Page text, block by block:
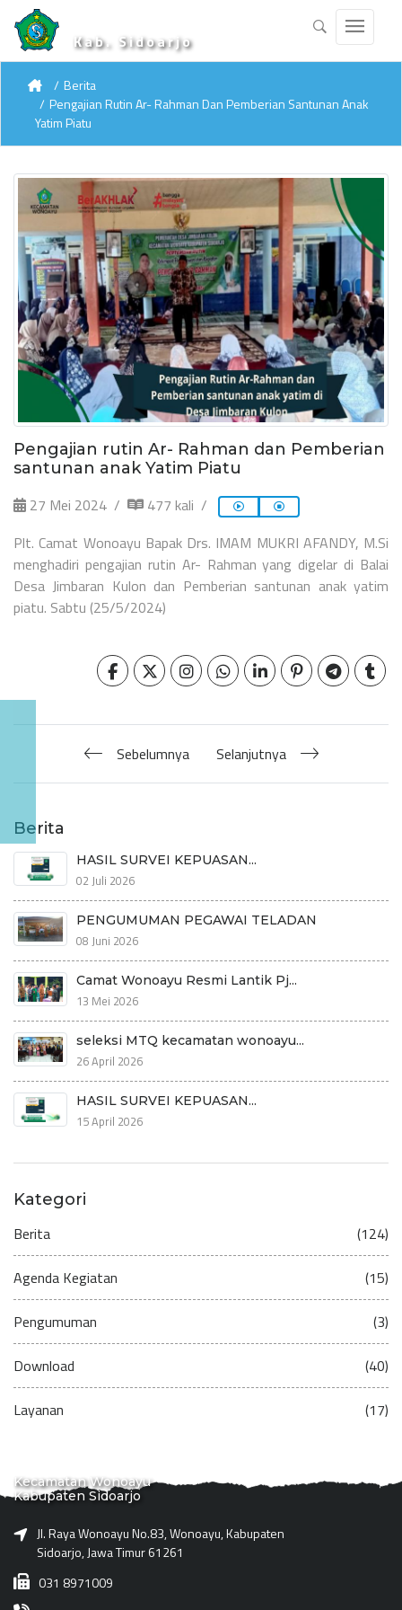
Kab. Sidoarjo
Berita
Pengajian Rutin Ar- Rahman Dan Pemberian Santunan Anak
Yatim Piatu
Pengajian rutin Ar- Rahman dan Pemberian
santunan anak Yatim Piatu
27 Mei 2024
477 kali
Plt. Camat Wonoayu Bapak Drs. IMAM MUKRI AFANDY, M.Si
menghadiri pengajian rutin Ar- Rahman yang digelar di Balai
Desa Jimbaran Kulon dan Pemberian santunan anak yatim
piatu. Sabtu (25/5/2024)
Sebelumnya Selanjutnya
Berita
HASIL SURVEI KEPUASAN...
02 Juli 2026
PENGUMUMAN PEGAWAI TELADAN
08 Juni 2026
Camat Wonoayu Resmi Lantik Pj...
13 Mei 2026
seleksi MTQ kecamatan wonoayu...
26 April 2026
HASIL SURVEI KEPUASAN...
15 April 2026
Kategori
Berita (124)
Agenda Kegiatan (15)
Pengumuman (3)
Download (40)
Layanan (17)
Kecamatan Wonoayu
Kabupaten Sidoarjo
Jl. Raya Wonoayu No.83, Wonoayu, Kabupaten
Sidoarjo, Jawa Timur 61261
031 8971009